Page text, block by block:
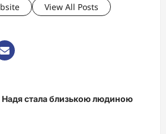
View All Posts
Надя стала близькою людиною